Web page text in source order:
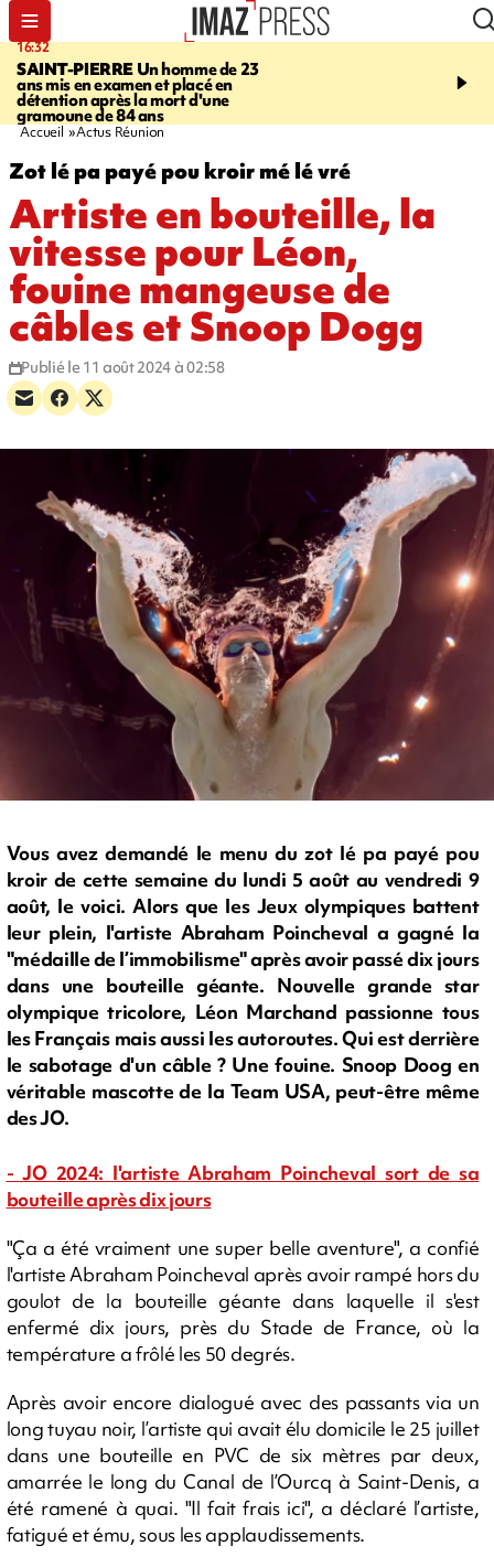
16:32
SAINT-PIERREUn homme de 23
ans mis en examen et placé en
détention après la mort d'une
gramoune de 84 ans
21:08
et Turquie scellent un
Accueil Actus Réunion
Zot lé pa payé pou kroir mé lé vré
Artiste en bouteille, la
vitesse pour Léon,
fouine mangeuse de
câbles et Snoop Dogg
Publié le 11 août 2024 à 02:58
Vous avez demandé le menu du zot lé pa payé pou
kroir de cette semaine du lundi 5 août au vendredi 9
août, le voici. Alors que les Jeux olympiques battent
leur plein, l'artiste Abraham Poincheval a gagné la
"médaille de l’immobilisme" après avoir passé dix jours
dans une bouteille géante. Nouvelle grande star
olympique tricolore, Léon Marchand passionne tous
les Français mais aussi les autoroutes. Qui est derrière
le sabotage d'un câble ? Une fouine. Snoop Doog en
véritable mascotte de la Team USA, peut-être même
des JO.
- JO 2024: l'artiste Abraham Poincheval sort de sa
bouteille après dix jours
"Ça a été vraiment une super belle aventure", a confié
l'artiste Abraham Poincheval après avoir rampé hors du
goulot de la bouteille géante dans laquelle il s'est
enfermé dix jours, près du Stade de France, où la
température a frôlé les 50 degrés.
Après avoir encore dialogué avec des passants via un
long tuyau noir, l’artiste qui avait élu domicile le 25 juillet
dans une bouteille en PVC de six mètres par deux,
amarrée le long du Canal de l’Ourcq à Saint-Denis, a
été ramené à quai. "Il fait frais ici", a déclaré l’artiste,
fatigué et ému, sous les applaudissements.